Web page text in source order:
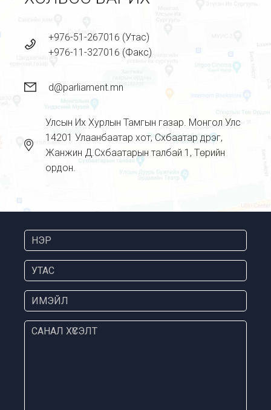
+976-51-267016 (Утас)
+976-11-327016 (Факс)
d@parliament.mn
Улсын Их Хурлын Тамгын газар. Монгол Улс
14201 Улаанбаатар хот, Сүхбаатар дүүрэг,
Жанжин Д.Сүхбаатарын талбай 1, Төрийн
ордон.